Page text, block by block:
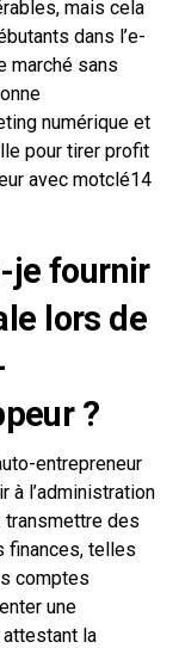
mais cela
dans l’e-
marché sans
numérique et
pour tirer profit
avec motclé14
je fournir
lors de
?
entrepreneur
à l’administration
des
finances, telles
comptes
une
attestant la